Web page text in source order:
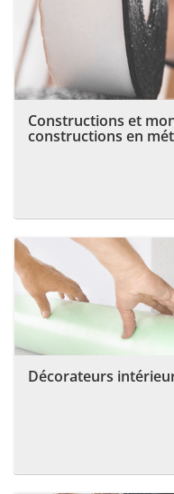
Constructions et
constructions en
Décorateurs